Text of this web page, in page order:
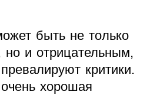
быть не только
и отрицательным,
критики.
хорошая